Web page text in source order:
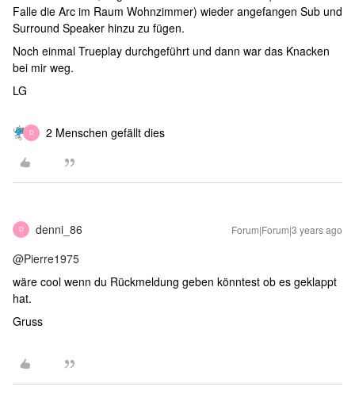
Falle die Arc im Raum Wohnzimmer) wieder angefangen Sub und
Surround Speaker hinzu zu fügen.
Noch einmal Trueplay durchgeführt und dann war das Knacken
bei mir weg.
LG
D 2 Menschen gefällt dies
D denni_86 Forum|Forum|3 years ago
@Pierre1975
wäre cool wenn du Rückmeldung geben könntest ob es geklappt
hat.
Gruss